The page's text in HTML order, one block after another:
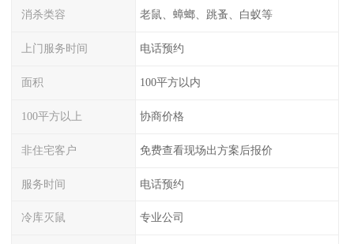
消杀类容 老鼠、蟑螂、跳蚤、白蚁等
上门服务时间 电话预约
面积 100平方以内
100平方以上 协商价格
非住宅客户 免费查看现场出方案后报价
服务时间 电话预约
冷库灭鼠 专业公司